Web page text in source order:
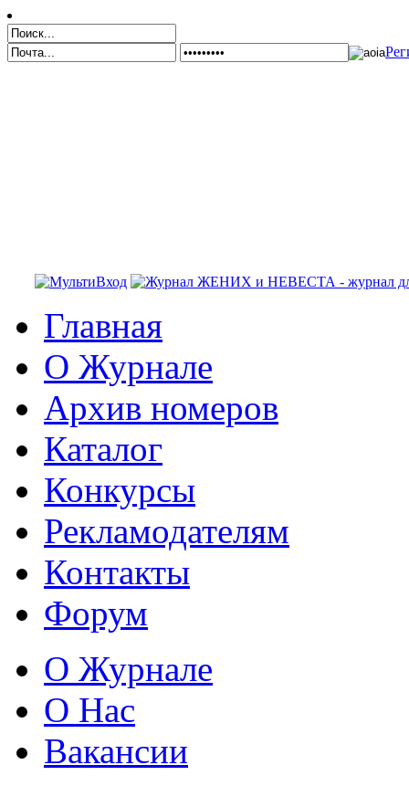
Главная
О Журнале
Архив номеров
Каталог
Конкурсы
Рекламодателям
Контакты
Форум
О Журнале
О Нас
Вакансии